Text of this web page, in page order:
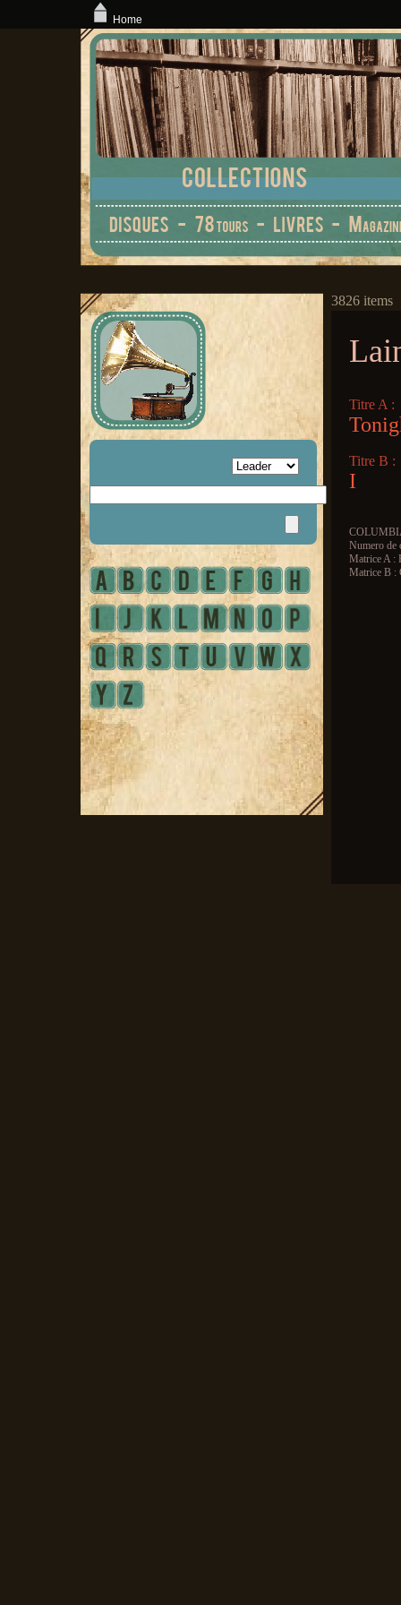
3826 items
Titre A :
Titre B :
I
Numero de
Matrice A :
Matrice B :
Home